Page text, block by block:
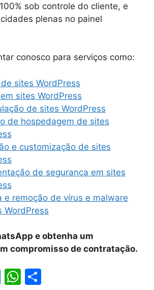
sob controle do cliente, e
plenas no painel
conosco para serviços como:
sites WordPress
sites WordPress
de sites WordPress
de hospedagem de sites
e customização de sites
de segurança em sites
e remoção de vírus e malware
WordPress
e obtenha um
compromisso de contratação.
Li W